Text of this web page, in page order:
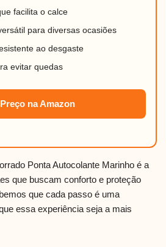
facilita o calce
para diversas ocasiões
ao desgaste
evitar quedas
na Amazon
Ponta Autocolante Marinho é a
que buscam conforto e proteção
que cada passo é uma
essa experiência seja a mais